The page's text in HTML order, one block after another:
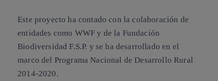
Este proyecto ha contado con la colaboración de
entidades como WWF y de la Fundación
Biodiversidad F.S.P. y se ha desarrollado en el
marco del Programa Nacional de Desarrollo Rural
2014-2020.